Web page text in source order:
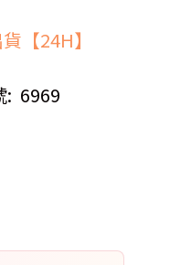
【24H】
: 6969